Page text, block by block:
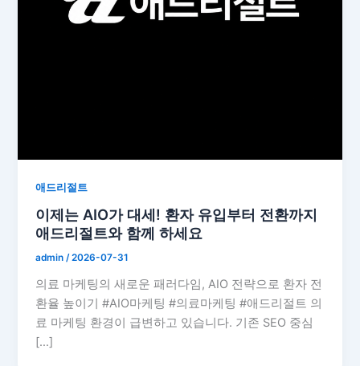
애드리절트
이제는 AIO가 대세! 환자 유입부터 전환까지
애드리절트와 함께 하세요
admin/2026-07-31
의료 마케팅의 새로운 패러다임, AIO 전략으로 환자 전
환율 높이기 #AIO마케팅 #의료마케팅 #애드리절트 의
료 마케팅 환경이 급변하고 있습니다. 기존 SEO 중심
[…]